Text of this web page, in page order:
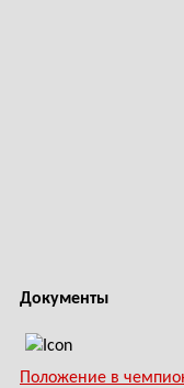
Документы
Положение в